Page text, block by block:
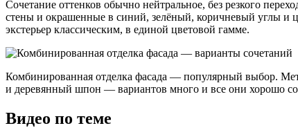
Сочетание оттенков обычно нейтральное, без резкого
стены и окрашенные в синий, зелёный, коричневый углы и
экстерьер классическим, в единой цветовой гамме.
Комбинированная отделка фасада — популярный выбор.
и деревянный шпон — вариантов много и все они хорошо
Видео по теме